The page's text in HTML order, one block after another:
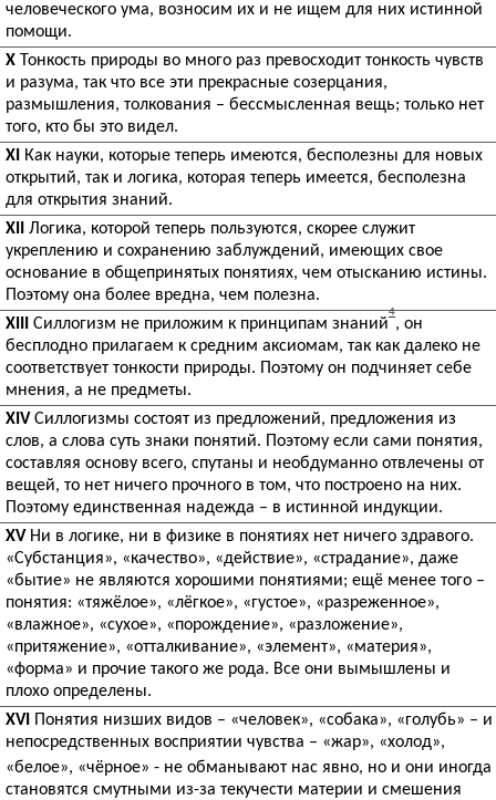
человеческого ума, возносим их и не ищем для них истинной
помощи.
X Тонкость природы во много раз превосходит тонкость чувств
и разума, так что все эти прекрасные созерцания,
размышления, толкования – бессмысленная вещь; только нет
того, кто бы это видел.
XI
Как науки, которые теперь имеются, бесполезны для новых
открытий, так и логика, которая теперь имеется, бесполезна
для открытия знаний.
XII
Логика, которой теперь пользуются, скорее служит
укреплению и сохранению заблуждений, имеющих свое
основание в общепринятых понятиях, чем отысканию истины.
Поэтому она более вредна, чем полезна.
XIII
Силлогизм не приложим к принципам знаний
4
, он
бесплодно прилагаем к средним аксиомам, так как далеко не
соответствует тонкости природы. Поэтому он подчиняет себе
мнения, а не предметы.
XIV Силлогизмы состоят из предложений, предложения из
слов, а слова суть знаки понятий. Поэтому если сами понятия,
составляя основу всего, спутаны и необдуманно отвлечены от
вещей, то нет ничего прочного в том, что построено на них.
Поэтому единственная надежда – в истинной индукции.
XV Ни в логике, ни в физике в понятиях нет ничего здравого.
«Субстанция», «качество», «действие», «страдание», даже
«бытие» не являются хорошими понятиями; ещё менее того –
понятия: «тяжёлое», «лёгкое», «густое», «разреженное»,
«влажное», «сухое», «порождение», «разложение»,
«притяжение», «отталкивание», «элемент», «материя»,
«форма» и прочие такого же рода. Все они вымышлены и
плохо определены.
XVI
Понятия низших видов – «человек», «собака», «голубь» – и
непосредственных восприятии чувства – «жар», «холод»,
«белое», «чёрное» ‑ не обманывают нас явно, но и они иногда
становятся смутными из-за текучести материи и смешения